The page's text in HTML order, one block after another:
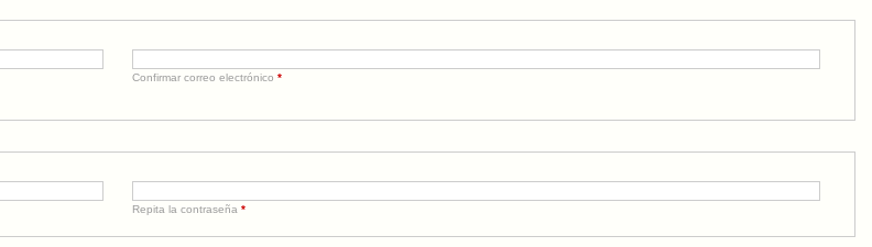
Confirmar correo electrónico *
Repita la contraseña *